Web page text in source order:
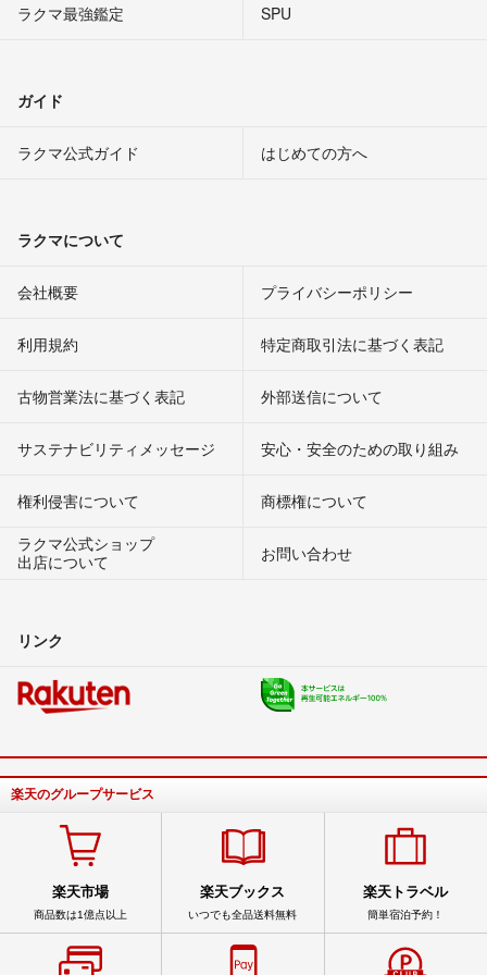
ラクマ最強鑑定
SPU
ガイド
ラクマ公式ガイド はじめての方へ
ラクマについて
会社概要 プライバシーポリシー
利用規約 特定商取引法に基づく表記
古物営業法に基づく表記 外部送信について
サステナビリティメッセージ 安心・安全のための取り組み
権利侵害について
商標権について
ラクマ公式ショップ
出店について
お問い合わせ
リンク
楽天のグループサービス
楽天市場
商品数は1億点以上
楽天ブックス
いつでも全品送料無料
楽天トラベル
簡単宿泊予約！